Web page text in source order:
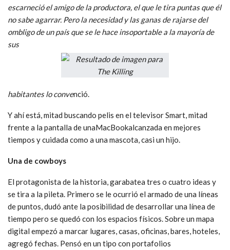
escarneció el amigo de la productora, el que le tira puntas que él
no sabe agarrar. Pero la necesidad y las ganas de rajarse del
ombligo de un país que se le hace insoportable a la mayoría de
sus
habitantes lo convenció.
Y ahí está, mitad buscando pelis en el televisor Smart, mitad
frente a la pantalla de unaMacBookalcanzada en mejores
tiempos y cuidada como a una mascota, casi un hijo.
Una de cowboys
El protagonista de la historia, garabatea tres o cuatro ideas y
se tira a la pileta. Primero se le ocurrió el armado de una líneas
de puntos, dudó ante la posibilidad de desarrollar una línea de
tiempo pero se quedó con los espacios físicos. Sobre un mapa
digital empezó a marcar lugares, casas, oficinas, bares, hoteles,
agregó fechas. Pensó en un tipo con portafolios